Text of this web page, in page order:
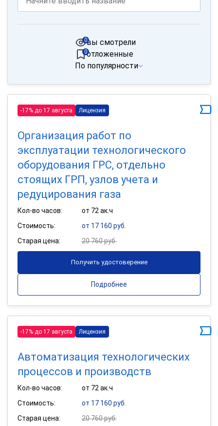
вы смотрели
0
отложенные
0
По популярности
-17% до 17 августа Лицензия
Организация работ по
эксплуатации технологического
оборудования ГРС, отдельно
стоящих ГРП, узлов учета и
редуцирования газа
Кол-во часов:
от 72 ак.ч
Стоимость:
от 17 160 руб.
Старая цена:
20 760 руб.
Получить удостоверение
Подробнее
-17% до 17 августа Лицензия
Автоматизация технологических
процессов и производств
Кол-во часов:
от 72 ак.ч
Стоимость:
от 17 160 руб.
Старая цена:
20 760 руб.